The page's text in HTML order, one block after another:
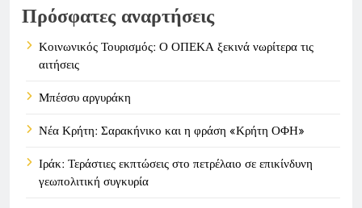
Πρόσφατες αναρτήσεις
Κοινωνικός Τουρισμός: Ο ΟΠΕΚΑ ξεκινά νωρίτερα τις
αιτήσεις
Μπέσσυ αργυράκη
Νέα Κρήτη: Σαρακήνικο και η φράση «Κρήτη ΟΦΗ»
Ιράκ: Τεράστιες εκπτώσεις στο πετρέλαιο σε επικίνδυνη
γεωπολιτική συγκυρία